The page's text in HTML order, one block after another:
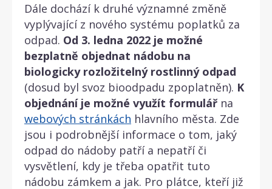
Dále dochází k druhé významné změně
vyplývající z nového systému poplatků za
odpad. Od 3. ledna 2022 je možné
bezplatně objednat nádobu na
biologicky rozložitelný rostlinný odpad
(dosud byl svoz bioodpadu zpoplatněn). K
objednání je možné využít formulářna
webových stránkách hlavního města. Zde
jsou i podrobnější informace o tom, jaký
odpad do nádoby patří a nepatří či
vysvětlení, kdy je třeba opatřit tuto
nádobu zámkem a jak. Pro plátce, kteří již